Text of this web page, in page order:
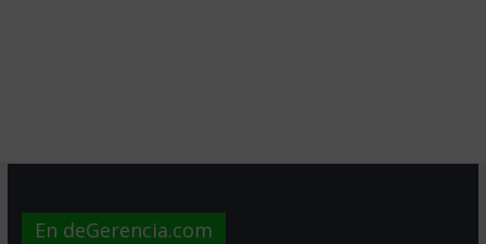
En deGerencia.com